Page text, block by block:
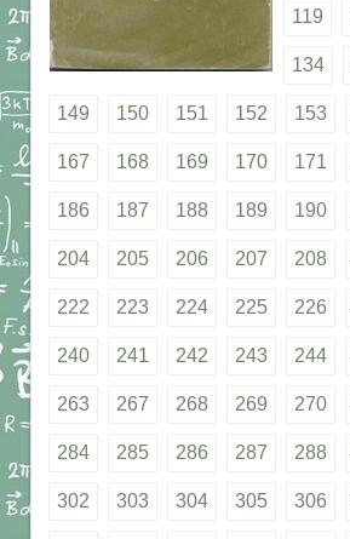
119
134
149 150 151 152 153
167 168 169 170 171
186 187 188 189 190
204 205 206 207 208
222 223 224 225 226
240 241 242 243 244
263 267 268 269 270
284 285 286 287 288
302 303 304 305 306